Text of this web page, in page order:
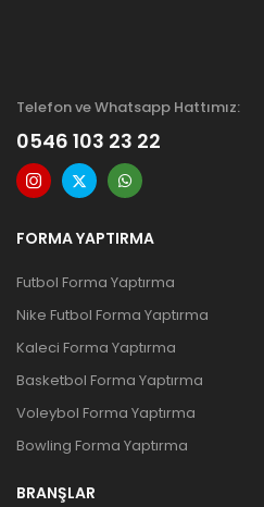
Telefon ve Whatsapp Hattımız:
0546 103 23 22
FORMA YAPTIRMA
Futbol Forma Yaptırma
Nike Futbol Forma Yaptırma
Kaleci Forma Yaptırma
Basketbol Forma Yaptırma
Voleybol Forma Yaptırma
Bowling Forma Yaptırma
BRANŞLAR